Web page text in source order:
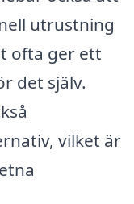
utrustning
ofta ger ett
det själv.
vilket är